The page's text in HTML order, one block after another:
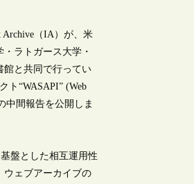
Archive（IA）が、米
ラトガース大学・
館と共同で行ってい
ト“WASAPI” (Web
中間報告を公開しま
盤とした相互運用性
ウェブアーカイブの